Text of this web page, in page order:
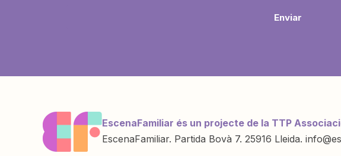
Enviar
EscenaFamiliar és un projecte de la TTP
EscenaFamiliar. Partida Bovà 7. 25916 Lleida.